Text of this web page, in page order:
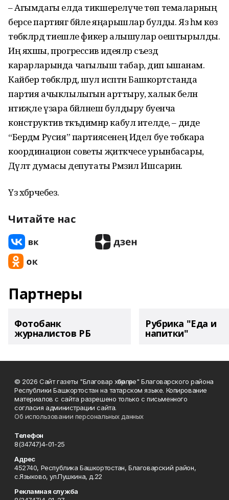
– Агымдагы елда тикшерелүче төп темаларның
берсе партиягә бәйле яңарышлар булды. Яз һәм көз
төбәкләрдә тиешле фикер алышулар оештырылды.
Иң яхшы, прогрессив идеяләр съезд
карарларында чагылыш табар, дип ышанам.
Кайбер төбәкләрдә, шул исәптән Башкортстанда
партия ачыклылыгын арттыру, халык белән
нәтиҗәле үзара бәйләнеш булдыру буенча
конструктив тәкъдимнәр кабул ителде, – диде
“Бердәм Русия” партиясенең Идел буе төбәкара
координацион советы җитәкчесе урынбасары,
Дәүләт думасы депутаты Рәмзил Ишсарин.
Үз хәбәрчебез.
Читайте нас
Партнеры
Фотобанк
журналистов РБ
Рубрика "Еда и
напитки"
© 2026 Сайт газеты "Благовар хәбәрләре" Благоварского района
Республики Башкортостан на татарском языке. Копирование
материалов с сайта разрешено только с письменного
согласия администрации сайта.
Об использовании персональных данных
Телефон
8(34747)4-01-25
Адрес
452740, Республика Башкортостан, Благоварский район,
с.Языково, ул.Пушкина, д.22
Рекламная служба